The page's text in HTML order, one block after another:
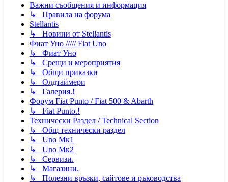
Важни съобщения и информация
↳ Правила на форума
Stellantis
↳ Новини от Stellantis
Фиат Уно ///// Fiat Uno
↳ Фиат Уно
↳ Срещи и мероприятия
↳ Общи приказки
↳ Олдтаймери
↳ Галерия.!
Форум Fiat Punto / Fiat 500 & Abarth
↳ Fiat Punto.!
Технически Раздел / Technical Section
↳ Общ технически раздел
↳ Uno Мк1
↳ Uno Мк2
↳ Сервизи.
↳ Магазини.
↳ Полезни връзки, сайтове и ръководства